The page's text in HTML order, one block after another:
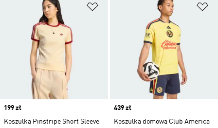
Dodaj do listy życzeń
Price
199 zł
Koszulka Pinstripe Short Sleeve
Price
439 zł
Koszulka domowa Club America